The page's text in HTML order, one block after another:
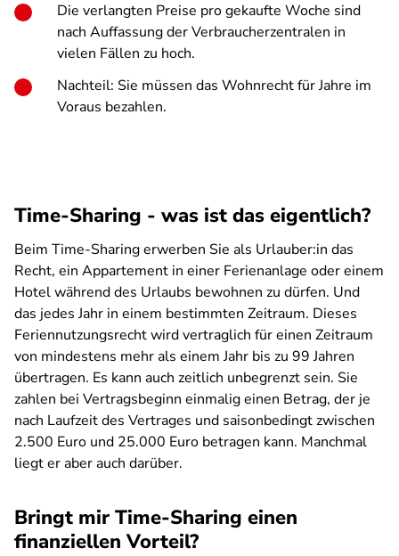
Die verlangten Preise pro gekaufte Woche sind
nach Auffassung der Verbraucherzentralen in
vielen Fällen zu hoch.
Nachteil: Sie müssen das Wohnrecht für Jahre im
Voraus bezahlen.
Time-Sharing - was ist das eigentlich?
Beim Time-Sharing erwerben Sie als Urlauber:in das
Recht, ein Appartement in einer Ferienanlage oder einem
Hotel während des Urlaubs bewohnen zu dürfen. Und
das jedes Jahr in einem bestimmten Zeitraum. Dieses
Feriennutzungsrecht wird vertraglich für einen Zeitraum
von mindestens mehr als einem Jahr bis zu 99 Jahren
übertragen. Es kann auch zeitlich unbegrenzt sein. Sie
zahlen bei Vertragsbeginn einmalig einen Betrag, der je
nach Laufzeit des Vertrages und saisonbedingt zwischen
2.500 Euro und 25.000 Euro betragen kann. Manchmal
liegt er aber auch darüber.
Bringt mir Time-Sharing einen
finanziellen Vorteil?